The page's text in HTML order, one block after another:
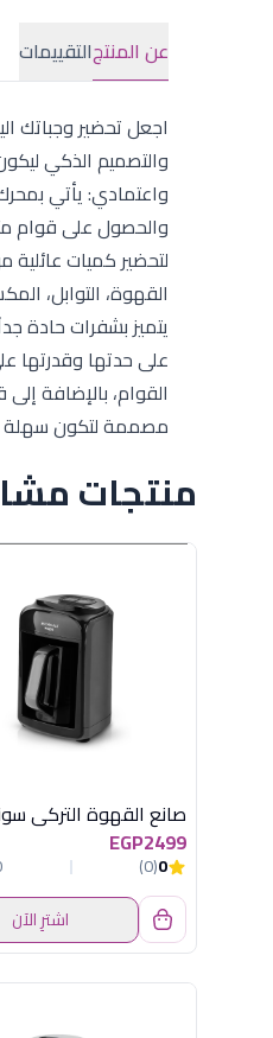
عن المنتجالتقييمات
والتصميم الذكي
والحصول على قوام
لتحضير كميات
القهوة، التوابل،
القوام، بالإضافة
مصممة لتكون سهلة
منتجات
EGP2499
0
(0)
0
اشترِ الآن